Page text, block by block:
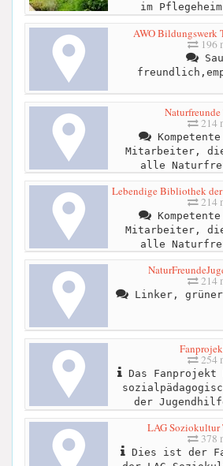
im
AWO Bildungswerk
196
214
Mitarbeiter,
alle
Lebendige Bibliothek
214
Mitarbeiter,
alle
214
Linker, grüner
254
Das
der
LAG Soziokultur
378
Dies ist der